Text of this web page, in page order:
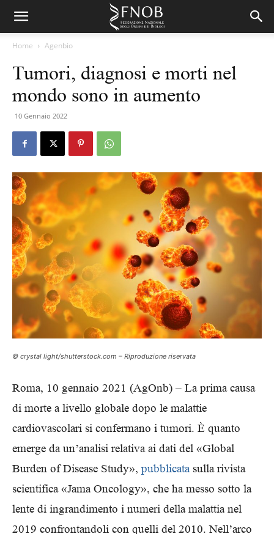
Home Agenbio
Tumori, diagnosi e morti nel
mondo sono in aumento
10 Gennaio 2022
© crystal light/shutterstock.com – Riproduzione riservata
Roma, 10 gennaio 2021 (AgOnb) – La prima causa
di morte a livello globale dopo le malattie
cardiovascolari si confermano i tumori. È quanto
emerge da un’analisi relativa ai dati del «Global
Burden of Disease Study», pubblicatasulla rivista
scientifica «Jama Oncology», che ha messo sotto la
lente di ingrandimento i numeri della malattia nel
2019 confrontandoli con quelli del 2010. Nell’arco